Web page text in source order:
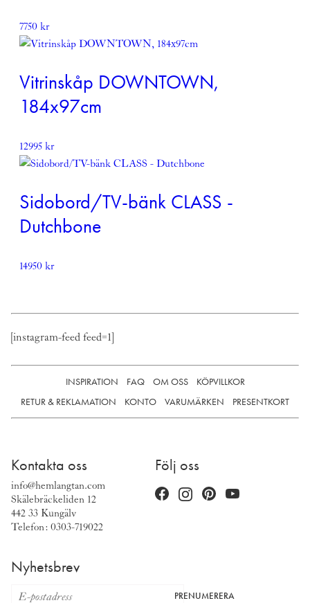
7750kr
Vitrinskåp DOWNTOWN,
184x97cm
12995kr
Sidobord/TV-bänk CLASS -
Dutchbone
14950kr
[instagram-feed feed=1]
INSPIRATION FAQ OM OSS
KÖPVILLKOR
RETUR & REKLAMATION
KONTO VARUMÄRKEN PRESENTKORT
Kontakta oss
info@hemlangtan.com
Skälebräckeliden 12
442 33 Kungälv
Telefon: 0303-719022
Följ oss
Nyhetsbrev
PRENUMERERA